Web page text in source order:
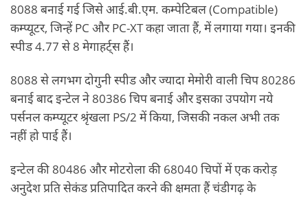
8088 बनाई गई जिसे आई.बी.एम. कम्‍पेटिबल (Compatible)
कम्‍प्‍यूटर, जिन्‍हें PC और PC-XT कहा जाता हैं, में लगाया गया। इनकी
स्‍पीड 4.77 से 8 मेगाहर्ट्स हैं।
8088 से लगभग दोगुनी स्‍पीड और ज्‍यादा मेमोरी वाली चिप 80286
बनाई बाद इन्‍टेल ने 80386 चिप बनाई और इसका उपयोग नये
पर्सनल कम्‍प्‍यूटर श्रृंखला PS/2 में किया, जिसकी नकल अभी तक
नहीं हो पाई हैं।
इन्‍टेल की 80486 और मोटरोला की 68040 चिपों में एक करोड़
अनुदेश प्रति सेकंड प्रतिपादित करने की क्षमता हैं चंडीगढ़ के